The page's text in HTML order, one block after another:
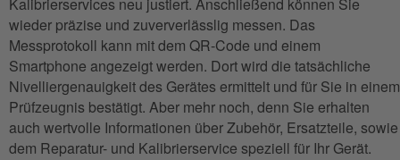
Kalibrierservices neu justiert. Anschließend können Sie
wieder präzise und zuververlässlig messen. Das
Messprotokoll kann mit dem QR-Code und einem
Smartphone angezeigt werden. Dort wird die tatsächliche
Nivelliergenauigkeit des Gerätes ermittelt und für Sie in einem
Prüfzeugnis bestätigt. Aber mehr noch, denn Sie erhalten
auch wertvolle Informationen über Zubehör, Ersatzteile, sowie
dem Reparatur- und Kalibrierservice speziell für Ihr Gerät.